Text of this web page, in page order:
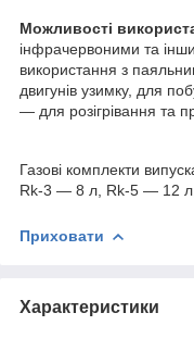
Можливості
інфрачервоними та
використання з
двигунів узимку, для
— для розігрівання та
Газові комплекти
Rk-3 — 8 л, Rk-5 — 12
Приховати
Характеристики